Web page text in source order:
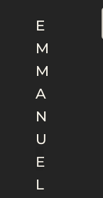
E
M
M
A
N
U
E
L